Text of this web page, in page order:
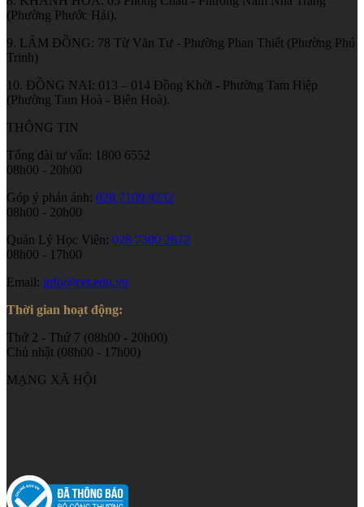
(Phường Phước Hải).
9. LÂM ĐỒNG: 78 Từ Văn Tư - Phường Phan Thiết (Phường Phú
Trinh)
10. ĐỒNG NAI: 013 – 014 Đồng Khởi - Phường Tam Hiệp
(Phường Tam Hoà - Biên Hoà).
THÔNG TIN
Tổng đài tư vấn: 1800 6552
08h00 - 20h00
Góp ý phản ánh: 028 7109 9232
08h00 - 20h00
Quản Lý Học Viên: 028 7300 2672
08h00 - 17h00
Email: info@cet.edu.vn
Thời gian hoạt động:
Thứ 2 - Thứ 7 (08h00 - 20h00)
Chủ nhật (08h00 - 17h00)
MẠNG XÃ HỘI